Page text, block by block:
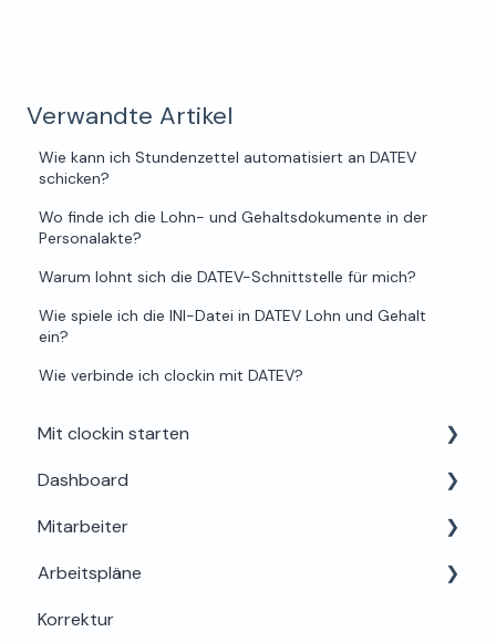
Verwandte Artikel
Wie kann ich Stundenzettel automatisiert an DATEV
schicken?
Wo finde ich die Lohn- und Gehaltsdokumente in der
Personalakte?
Warum lohnt sich die DATEV-Schnittstelle für mich?
Wie spiele ich die INI-Datei in DATEV Lohn und Gehalt
ein?
Wie verbinde ich clockin mit DATEV?
Mit clockin starten
Einrichtung für Admins
Alles rund um Testphase, Buchung & Lizenzen
Support & Hilfe
Dashboard
Dein Profil
Mitarbeiter
Mein Bereich
Abwesenheiten
Arbeitspläne
Grundlagen & Einrichtung
Korrektur